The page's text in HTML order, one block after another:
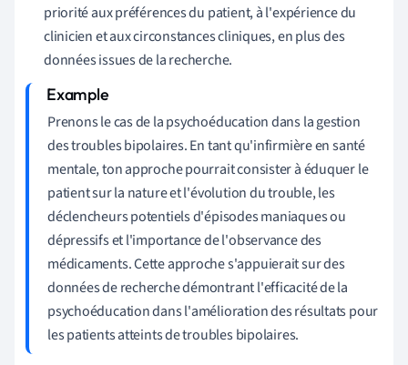
priorité aux préférences du patient, à l'expérience du
clinicien et aux circonstances cliniques, en plus des
données issues de la recherche.
Prenons le cas de la psychoéducation dans la gestion
des troubles bipolaires. En tant qu'infirmière en santé
mentale, ton approche pourrait consister à éduquer le
patient sur la nature et l'évolution du trouble, les
déclencheurs potentiels d'épisodes maniaques ou
dépressifs et l'importance de l'observance des
médicaments. Cette approche s'appuierait sur des
données de recherche démontrant l'efficacité de la
psychoéducation dans l'amélioration des résultats pour
les patients atteints de troubles bipolaires.